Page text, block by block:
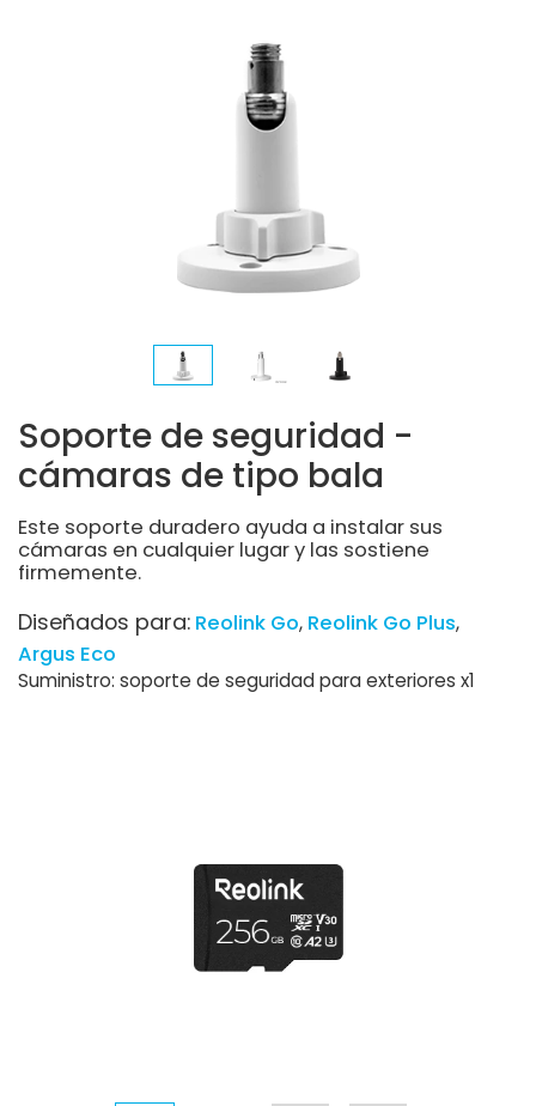
Soporte de seguridad -
cámaras de tipo bala
Este soporte duradero ayuda a instalar sus
cámaras en cualquier lugar y las sostiene
firmemente.
Diseñados para: Reolink Go Reolink Go Plus
Argus Eco
Suministro: soporte de seguridad para exteriores x1